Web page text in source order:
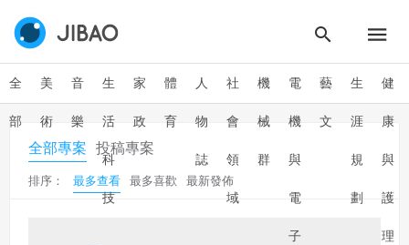
全
部
美
術
音
樂
生
活
科
技
家
政
體
育
人
物
誌
社
會
領
域
機
械
群
電
機
與
電
子
藝
文
生
涯
規
劃
健
康
與
護
理
全部專案 投稿專案
排序： 最多查看 最多喜歡 最新發佈